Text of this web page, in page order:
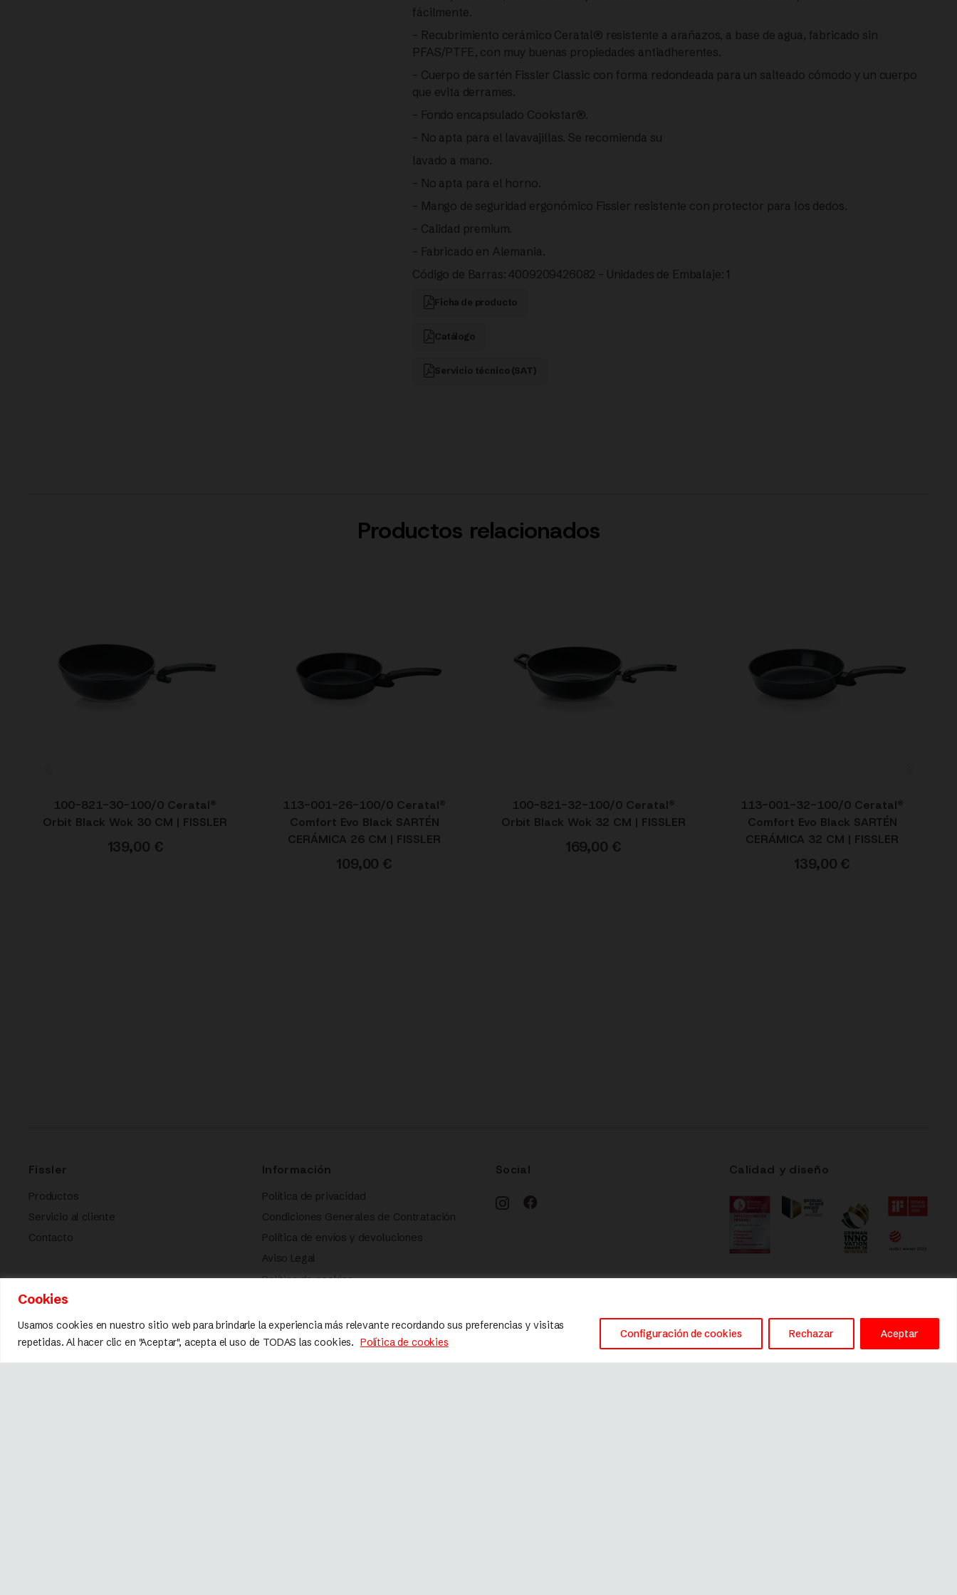
Cookies
Usamos cookies en nuestro sitio web para brindarle la experiencia más relevante recordando sus preferencias y visitas
repetidas. Al hacer clic en "Aceptar", acepta el uso de TODAS las cookies. Política de cookies
Configuración de cookies Rechazar Aceptar
Black
SARTÉN
CERÁMICA
24
CM |
cantidad
fácilmente.
– Recubrimiento cerámico Ceratal® resistente a arañazos, a base de agua, fabricado sin
PFAS/PTFE, con muy buenas propiedades antiadherentes.
– Cuerpo de sartén Fissler Classic con forma redondeada para un salteado cómodo y un cuerpo
que evita derrames.
– Fondo encapsulado Cookstar®.
– No apta para el lavavajillas. Se recomienda su
lavado a mano.
– No apta para el horno.
– Mango de seguridad ergonómico Fissler resistente con protector para los dedos.
– Calidad premium.
– Fabricado en Alemania.
Código de Barras: 4009209426082 – Unidades de Embalaje: 1
Ficha de producto
Catálogo
Servicio técnico (SAT)
Productos relacionados
100-821-30-100/0 Ceratal®
Orbit Black Wok 30 CM | FISSLER
139,00 €
113-001-26-100/0 Ceratal®
Comfort Evo Black SARTÉN
CERÁMICA 26 CM | FISSLER
109,00 €
100-821-32-100/0 Ceratal®
Orbit Black Wok 32 CM | FISSLER
169,00 €
113-001-32-100/0 Ceratal®
Comfort Evo Black SARTÉN
CERÁMICA 32 CM | FISSLER
139,00 €
Fissler
Productos
Servicio al cliente
Contacto
Información
Política de privacidad
Condiciones Generales de Contratación
Política de envíos y devoluciones
Aviso Legal
Política de cookies
Social Calidad y diseño